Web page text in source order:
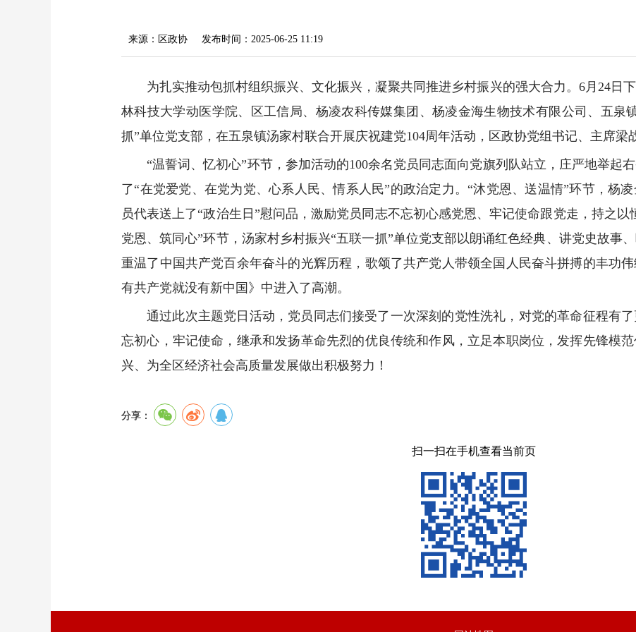
来源：区政协 发布时间：2025-06-25 11:19
为扎实推动包抓村组织振兴、文化振兴，凝聚共同推进乡村振兴的强大合力。6月24日
林科技大学动医学院、区工信局、杨凌农科传媒集团、杨凌金海生物技术有限公司、五泉
抓”单位党支部，在五泉镇汤家村联合开展庆祝建党104周年活动，区政协党组书记、主席梁
“温誓词、忆初心”环节，参加活动的100余名党员同志面向党旗列队站立，庄严地举起
了“在党爱党、在党为党、心系人民、情系人民”的政治定力。“沐党恩、送温情”环节，杨
员代表送上了“政治生日”慰问品，激励党员同志不忘初心感党恩、牢记使命跟党走，持之
党恩、筑同心”环节，汤家村乡村振兴“五联一抓”单位党支部以朗诵红色经典、讲党史故事
重温了中国共产党百余年奋斗的光辉历程，歌颂了共产党人带领全国人民奋斗拼搏的丰功
有共产党就没有新中国》中进入了高潮。
通过此次主题党日活动，党员同志们接受了一次深刻的党性洗礼，对党的革命征程有
忘初心，牢记使命，继承和发扬革命先烈的优良传统和作风，立足本职岗位，发挥先锋模
兴、为全区经济社会高质量发展做出积极努力！
分享：
扫一扫在手机查看当前页